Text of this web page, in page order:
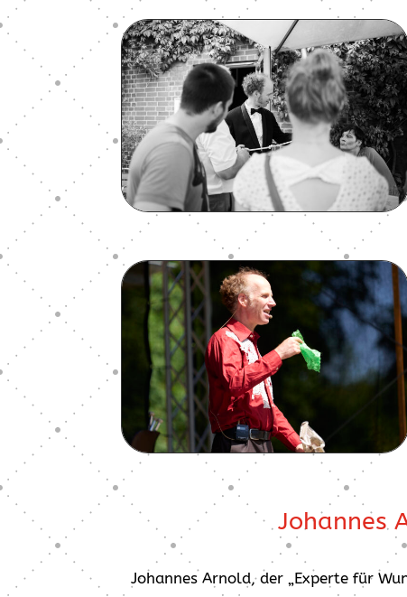
Johannes
Johannes Arnold, der „Experte für